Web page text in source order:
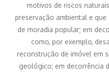
motivos de riscos
preservação ambiental e
de moradia popular; em
como, por exemplo,
reconstrução de imóvel em
geológico; em decorrência